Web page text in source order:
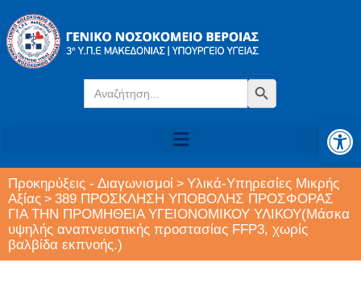
Search
for:
Search Button
Προκηρύξεις - Διαγωνισμοί > Υλικά-Υπηρεσίες Μικρής
Αξίας > 389 ΠΡΟΣΚΛΗΣΗ ΥΠΟΒΟΛΗΣ ΠΡΟΣΦΟΡΑΣ
ΓΙΑ ΤΗΝ ΠΡΟΜΗΘΕΙΑ ΥΓΕΙΟΝΟΜΙΚΟΥ ΥΛΙΚΟΥ(Μάσκα
υψηλής αναπνευστικής προστασίας FFP3, χωρίς
βαλβίδα εκπνοής.)